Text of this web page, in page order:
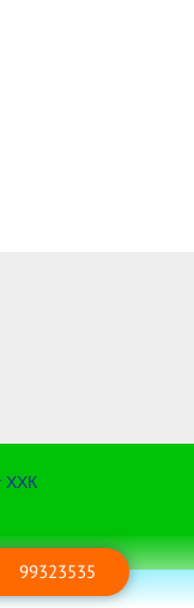
ХХК
99323535